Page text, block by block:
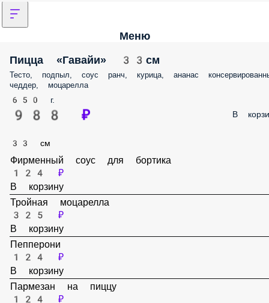
Меню
Пицца «Гавайи» 33см
Тесто, подпыл, соус ранч, курица, ананас
чеддер, моцарелла
650 г.
988 ₽ В
33 см
Фирменный соус для бортика
124 ₽
В корзину
Тройная моцарелла
325 ₽
В корзину
124 ₽
В корзину